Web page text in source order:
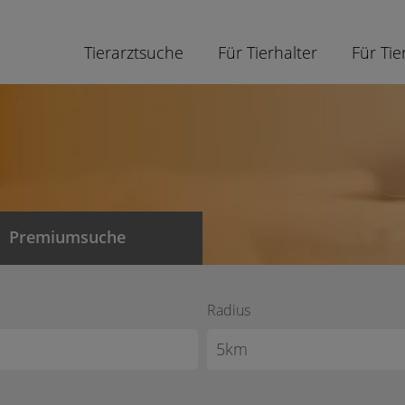
Tierarztsuche Für Tierhalter Für
Premiumsuche
Radius